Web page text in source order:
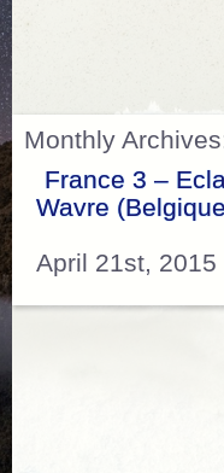
Monthly
France 3 –
Wavre
April 21st, 2015